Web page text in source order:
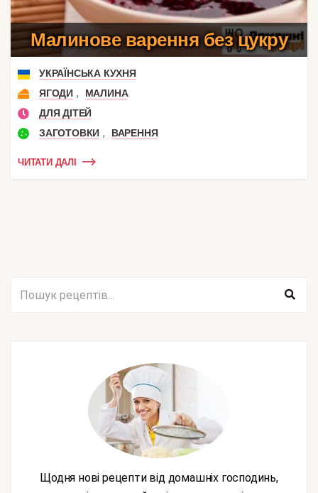
Малинове варення без цукру
УКРАЇНСЬКА КУХНЯ
ЯГОДИ ,
МАЛИНА
ДЛЯ ДІТЕЙ
ЗАГОТОВКИ , ВАРЕННЯ
ЧИТАТИ ДАЛІ
Щодня нові рецепти від домашніх господинь,